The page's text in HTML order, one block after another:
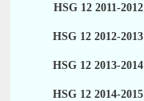
HSG 12 2011-2012
HSG 12 2012-2013
HSG 12 2013-2014
HSG 12 2014-2015